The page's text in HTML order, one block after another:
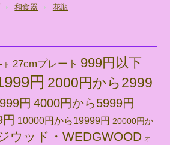
和食器 花瓶
ト 27cmプレート 999円以下
円 2000円から2999
円 4000円から5999円
10000円から19999円 20000円か
ウッド・WEDGWOOD オ